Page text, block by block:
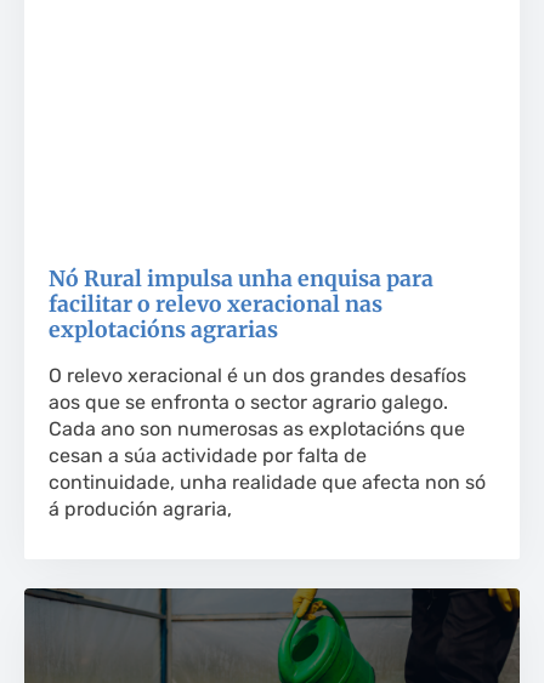
Nó Rural impulsa unha enquisa para
facilitar o relevo xeracional nas
explotacións agrarias
O relevo xeracional é un dos grandes desafíos
aos que se enfronta o sector agrario galego.
Cada ano son numerosas as explotacións que
cesan a súa actividade por falta de
continuidade, unha realidade que afecta non só
á produción agraria,